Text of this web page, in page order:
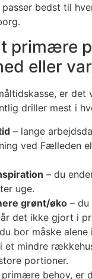
bedst til
primære
eller
er
driller mest i
– lange
ved Fælleden
– du
uge.
grønt/øko – du
det ikke gjort i
bor måske alene
et mindre
portioner.
behov, er